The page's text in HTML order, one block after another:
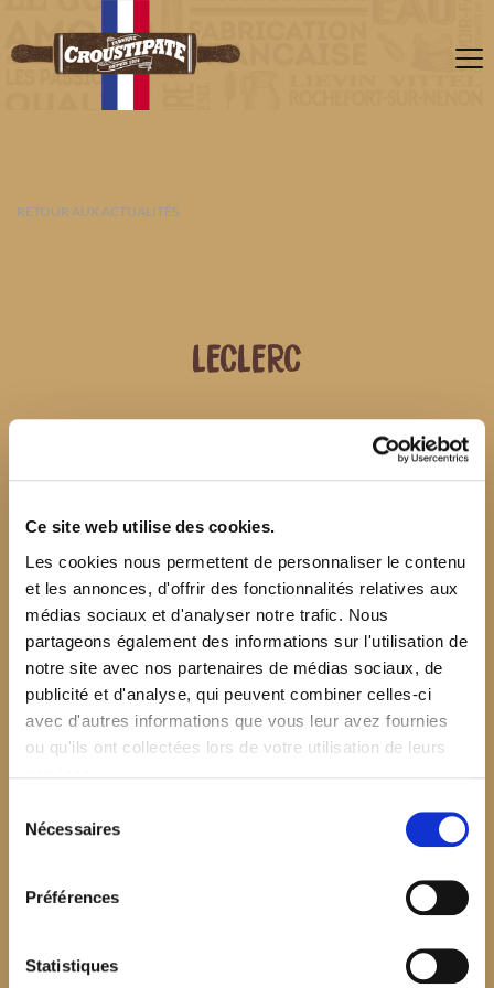
Ce site web utilise des cookies.
Les cookies nous permettent de personnaliser le contenu
et les annonces, d'offrir des fonctionnalités relatives aux
médias sociaux et d'analyser notre trafic. Nous
partageons également des informations sur l'utilisation de
notre site avec nos partenaires de médias sociaux, de
publicité et d'analyse, qui peuvent combiner celles-ci
avec d'autres informations que vous leur avez fournies
ou qu'ils ont collectées lors de votre utilisation de leurs
Nécessaires
Préférences
Statistiques
RETOUR AUX ACTUALITÉS
LECLERC